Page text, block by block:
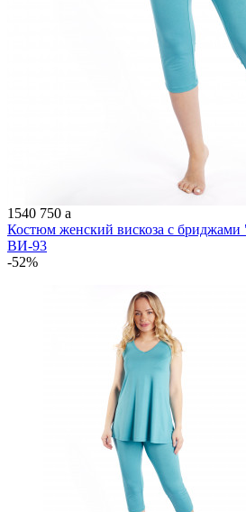
1540 750 a
Костюм женский вискоза с
ВИ-93
-52%